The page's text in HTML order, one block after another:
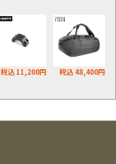
税込 11,200円 税込 48,400円